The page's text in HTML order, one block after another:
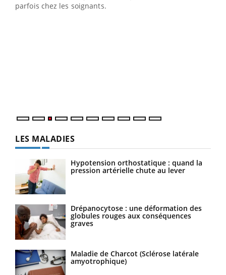
parfois chez les soignants.
LES MALADIES
Hypotension orthostatique : quand la
pression artérielle chute au lever
Drépanocytose : une déformation des
globules rouges aux conséquences
graves
Maladie de Charcot (Sclérose latérale
amyotrophique)